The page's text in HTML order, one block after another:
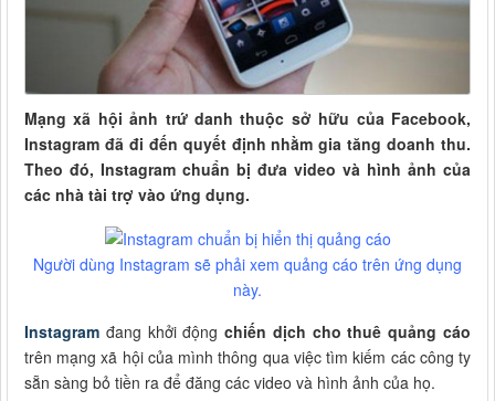
Mạng xã hội ảnh trứ danh thuộc sở hữu của Facebook,
Instagram đã đi đến quyết định nhằm gia tăng doanh thu.
Theo đó, Instagram chuẩn bị đưa video và hình ảnh của
các nhà tài trợ vào ứng dụng.
Người dùng Instagram sẽ phải xem quảng cáo trên ứng dụng
này.
Instagram đang khởi độngchiến dịch cho thuê quảng cáo
trên mạng xã hội của mình thông qua việc tìm kiếm các công ty
sẵn sàng bỏ tiền ra để đăng các video và hình ảnh của họ.